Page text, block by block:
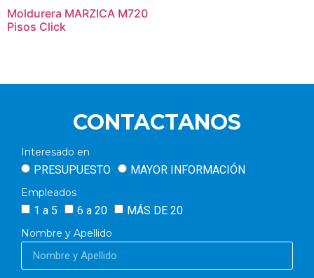
Moldurera MARZICA M720
Pisos Click
CONTACTANOS
Interesado en
PRESUPUESTO MAYOR INFORMACIÓN
Empleados
1 a 5 6 a 20 MÁS DE 20
Nombre y Apellido